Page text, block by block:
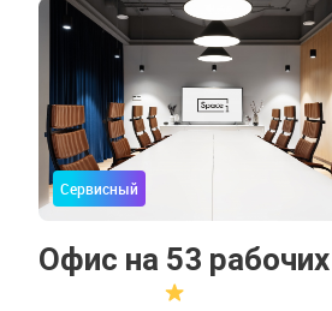
Сервисный
Офис на 53